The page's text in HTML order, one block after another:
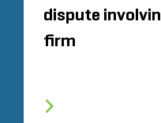
dispute
firm